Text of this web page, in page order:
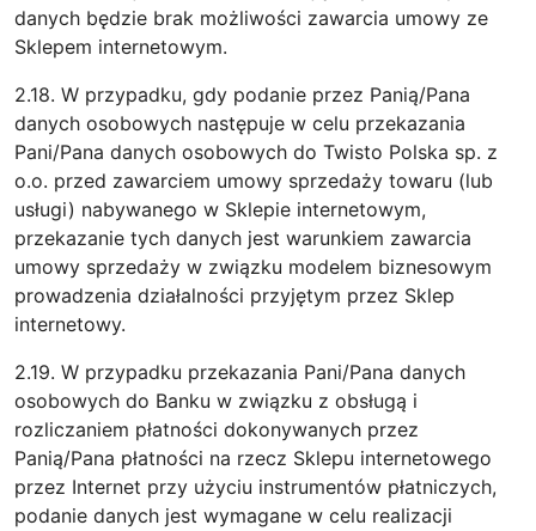
danych będzie brak możliwości zawarcia umowy ze
Sklepem internetowym.
2.18. W przypadku, gdy podanie przez Panią/Pana
danych osobowych następuje w celu przekazania
Pani/Pana danych osobowych do Twisto Polska sp. z
o.o. przed zawarciem umowy sprzedaży towaru (lub
usługi) nabywanego w Sklepie internetowym,
przekazanie tych danych jest warunkiem zawarcia
umowy sprzedaży w związku modelem biznesowym
prowadzenia działalności przyjętym przez Sklep
internetowy.
2.19. W przypadku przekazania Pani/Pana danych
osobowych do Banku w związku z obsługą i
rozliczaniem płatności dokonywanych przez
Panią/Pana płatności na rzecz Sklepu internetowego
przez Internet przy użyciu instrumentów płatniczych,
podanie danych jest wymagane w celu realizacji